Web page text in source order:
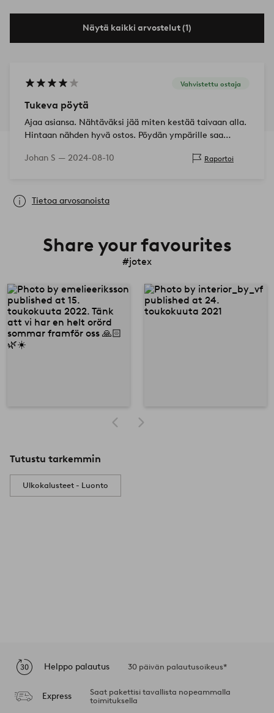
Näytä kaikki arvostelut (1)
Vahvistettu ostaja
Tukeva pöytä
Ajaa asiansa. Nähtäväksi jää miten kestää taivaan alla.
Hintaan nähden hyvä ostos. Pöydän ympärille saa
Johan S — 2024-08-10 Raportoi
Tietoa arvosanoista
Share your favourites
#jotex
Tutustu tarkemmin
Ulkokalusteet - Luonto
Helppo palautus 30 päivän palautusoikeus*
Express
Saat pakettisi tavallista nopeammalla
toimituksella